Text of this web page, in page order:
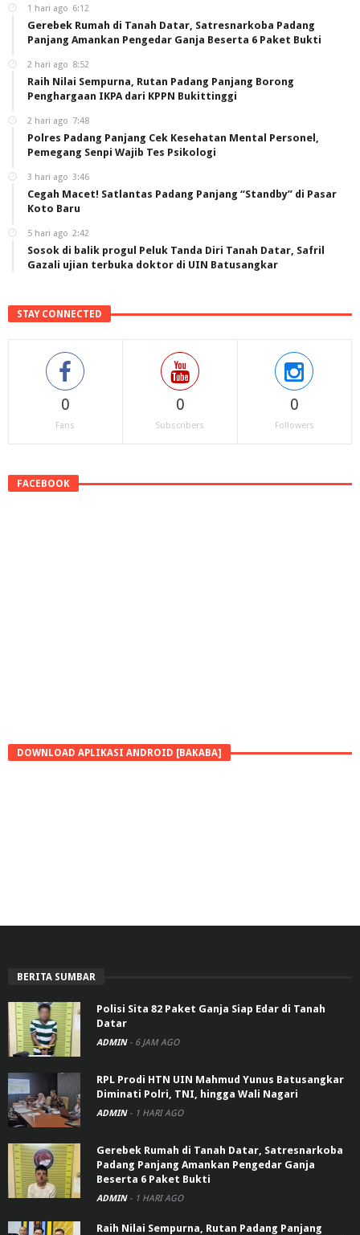
1 hari ago 6:12
Gerebek Rumah di Tanah Datar, Satresnarkoba Padang
Panjang Amankan Pengedar Ganja Beserta 6 Paket Bukti
2 hari ago 8:52
Raih Nilai Sempurna, Rutan Padang Panjang Borong
Penghargaan IKPA dari KPPN Bukittinggi
2 hari ago 7:48
Polres Padang Panjang Cek Kesehatan Mental Personel,
Pemegang Senpi Wajib Tes Psikologi
3 hari ago 3:46
Cegah Macet! Satlantas Padang Panjang “Standby” di Pasar
Koto Baru
5 hari ago 2:42
Sosok di balik progul Peluk Tanda Diri Tanah Datar, Safril
Gazali ujian terbuka doktor di UIN Batusangkar
STAY CONNECTED
0
Fans
0
Subscribers
0
Followers
FACEBOOK
DOWNLOAD APLIKASI ANDROID [BAKABA]
BERITA SUMBAR
Polisi Sita 82 Paket Ganja Siap Edar di Tanah
Datar
ADMIN - 6 JAM AGO
RPL Prodi HTN UIN Mahmud Yunus Batusangkar
Diminati Polri, TNI, hingga Wali Nagari
ADMIN - 1 HARI AGO
Gerebek Rumah di Tanah Datar, Satresnarkoba
Padang Panjang Amankan Pengedar Ganja
Beserta 6 Paket Bukti
ADMIN - 1 HARI AGO
Raih Nilai Sempurna, Rutan Padang Panjang